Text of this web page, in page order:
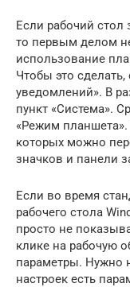
Если рабочий стол
то первым делом
использование
Чтобы это сделать,
уведомлений». В
пункт «Система».
«Режим
которых можно
значков и панели
Если во время
рабочего стола
просто не
клике на рабочую
параметры. Нужно
настроек есть